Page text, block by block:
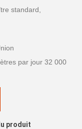
standard,
par jour 32 000
produit